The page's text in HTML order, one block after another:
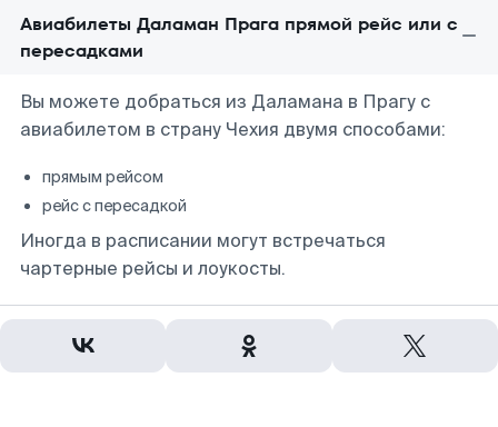
Авиабилеты Даламан Прага прямой рейс или с
пересадками
Вы можете добраться из Даламана в Прагу с
авиабилетом в страну Чехия двумя способами:
прямым рейсом
рейс с пересадкой
Иногда в расписании могут встречаться
чартерные рейсы и лоукосты.